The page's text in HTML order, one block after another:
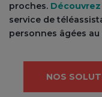
proches.
service de
personnes âgées
NOS